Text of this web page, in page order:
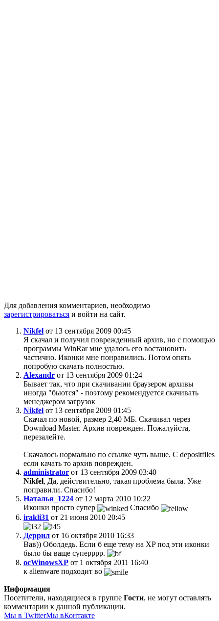
Для добавления комментариев, необходимо
зарегистрироваться и войти на сайт.
Nikfel от 13 сентября 2009 00:45
Я скачал и получил поврежденный архив, но с помощью
программы WinRar мне удалось его востановить
частично. Иконки мне понравились. Потом опять
попробую скачать полностью.
Alexandr от 13 сентября 2009 01:24
Бывает так, что при скачивании браузером архивы
иногда "бьются" - поэтому рекомендуется скачивать
менеджером загрузок
Nikfel от 13 сентября 2009 01:45
Скачал по новой, размер 2,40 МБ. Скачивал через
Download Master. Архив поврежден. Пожалуйста,
перезалейте.
Скачалось нормально по ссылке чуть выше. С depositfiles
если качать то архив поврежден.
administrator от 13 сентября 2009 03:40
Nikfel, Да, действительно, такая проблема была. Уже
поправили. Спасибо!
Наталья_1224 от 12 марта 2010 10:22
Иконки просто супер
Спасибо
irakli31 от 21 июня 2010 20:45
Деррил от 16 октября 2010 16:33
Вав)) Оболдедь. Если б еще тему на XP под эти иконки
было бы ваще суперррр.
ocWinowsXP от 1 октября 2011 16:40
к alienware подходит во
Информация
Посетители, находящиеся в группе Гости, не могут оставлять
комментарии к данной публикации.
Мы в TwitterМы вКонтакте